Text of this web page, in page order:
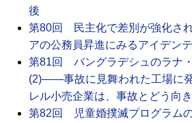
後
第80回 民主化で差別が強化さ
アの公務員昇進にみるアイデン
第81回 バングラデシュのラナ
(2)――事故に見舞われた工場に
レル小売企業は、事故とどう向
第82回 児童婚撲滅プログラム